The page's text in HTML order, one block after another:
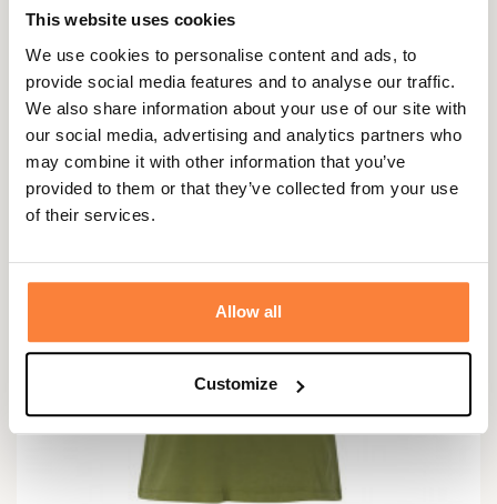
This website uses cookies
We use cookies to personalise content and ads, to
provide social media features and to analyse our traffic.
We also share information about your use of our site with
our social media, advertising and analytics partners who
may combine it with other information that you’ve
provided to them or that they’ve collected from your use
of their services.
Allow all
Customize
54,95 €